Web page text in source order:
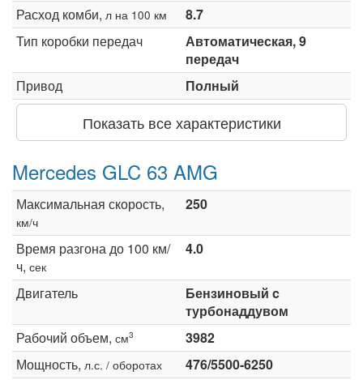
Расход комби, л на 100 км
8.7
Тип коробки передач
Автоматическая, 9
передач
Привод
Полный
Показать все характеристики
Mercedes GLC 63 AMG
Максимальная скорость,
км/ч
250
Время разгона до 100 км/
ч, сек
4.0
Двигатель
Бензиновый c
турбонаддувом
Рабочий объем, см3
3982
Мощность, л.с. / оборотах
476/5500-6250